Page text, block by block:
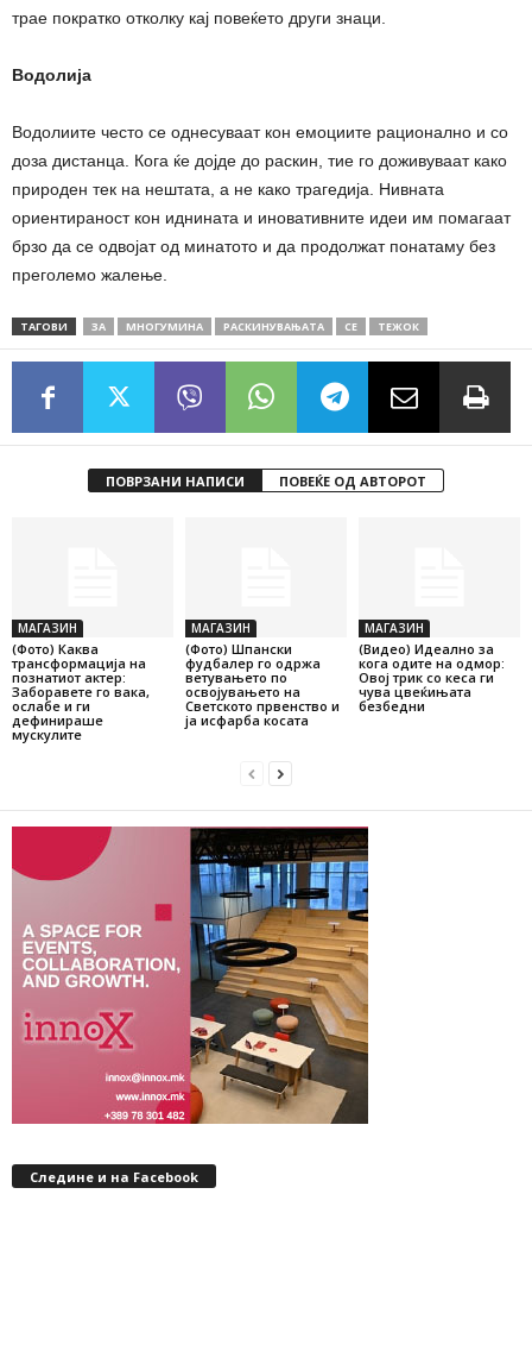
трае пократко отколку кај повеќето други знаци.
Водолија
Водолиите често се однесуваат кон емоциите рационално и со
доза дистанца. Кога ќе дојде до раскин, тие го доживуваат како
природен тек на нештата, а не како трагедија. Нивната
ориентираност кон иднината и иновативните идеи им помагаат
брзо да се одвојат од минатото и да продолжат понатаму без
преголемо жалење.
ТАГОВИ ЗА МНОГУМИНА РАСКИНУВАЊАТА СЕ ТЕЖОК
ПОВРЗАНИ НАПИСИ ПОВЕЌЕ ОД АВТОРОТ
МАГАЗИН
(Фото) Каква
трансформација на
познатиот актер:
Заборавете го вака,
ослабе и ги
дефинираше
мускулите
МАГАЗИН
(Фото) Шпански
фудбалер го одржа
ветувањето по
освојувањето на
Светското првенство и
ја исфарба косата
МАГАЗИН
(Видео) Идеално за
кога одите на одмор:
Овој трик со кеса ги
чува цвеќињата
безбедни
Следине и на Facebook